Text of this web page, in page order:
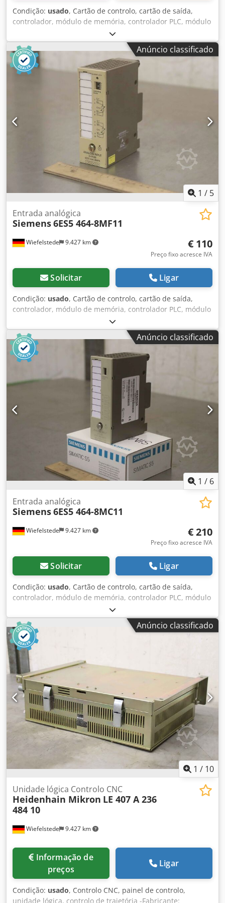
Condição: usado, Cartão de controlo, cartão de saída,
controlador, módulo de memória, controlador PLC, módulo
de expansão, módulos de interface, módulo analógico,
saída analógica, entrada analógica, entrada analógica -
Fabricante: Siemens, Simatic S5 Analogue Input Analogue
Input Chsdpfxoh Db H Se Adhja -Tipo: 6ES5 464-8MC11 -
Número: 1x módulo disponível -Preço: por peça -
Dimensões: 100/45/H135 mm -Peso: 0,2 kg/pc.
Anúncio classificado
1 / 5
Wiefelstede 9.427 km
Entrada analógica
Siemens6ES5 464-8MF11
€ 110
Preço fixo acresce IVA
Solicitar Ligar
Condição: usado, Cartão de controlo, cartão de saída,
controlador, módulo de memória, controlador PLC, módulo
de expansão, módulos de interface, módulo analógico,
saída analógica, entrada analógica, entrada analógica -
Fabricante: Siemens, Simatic S5 Analogue Input Analogue
Input -Tipo: 6ES5 464-8MF11 -Número: 1x módulo
disponível -Preço: por peça -Dimensões: 100/45/H135 mm
Csdpfx Adeh Db Hvsheha -Peso: 0,2 kg/pc.
Anúncio classificado
1 / 6
Wiefelstede 9.427 km
Entrada analógica
Siemens6ES5 464-8MC11
€ 210
Preço fixo acresce IVA
Solicitar Ligar
Condição: usado, Cartão de controlo, cartão de saída,
controlador, módulo de memória, controlador PLC, módulo
de expansão, módulos de interface, módulo analógico,
saída analógica, entrada analógica, entrada analógica -
Fabricante: Siemens, Simatic S5 Analogue Input Ovp -Tipo:
6ES5 464-8MC11 -Número: 2x módulo disponível Chodpfx
Ajh Ap Anjdhea -Preço: por peça -dimensões da caixa:
140/110/H50 mm -Peso: 0,2 kg/pc.
Anúncio classificado
1 / 10
Wiefelstede 9.427 km
Unidade lógica Controlo CNC
Heidenhain Mikron LE 407 A 236
484 10
preços
Ligar
Condição: usado, Controlo CNC, painel de controlo,
unidade lógica, controlo de trajetória -Fabricante: